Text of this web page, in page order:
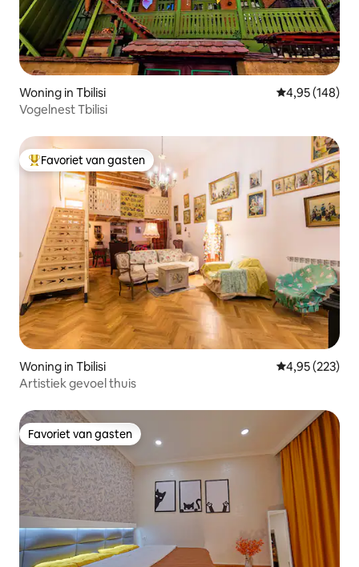
Woning in Tbilisi Gemiddelde
4,95 (148)
Vogelnest Tbilisi
Topfavoriet van gasten
Favoriet van gasten
Woning in Tbilisi Gemiddelde
4,95 (223)
Artistiek gevoel thuis
Favoriet van gasten
Favoriet van gasten